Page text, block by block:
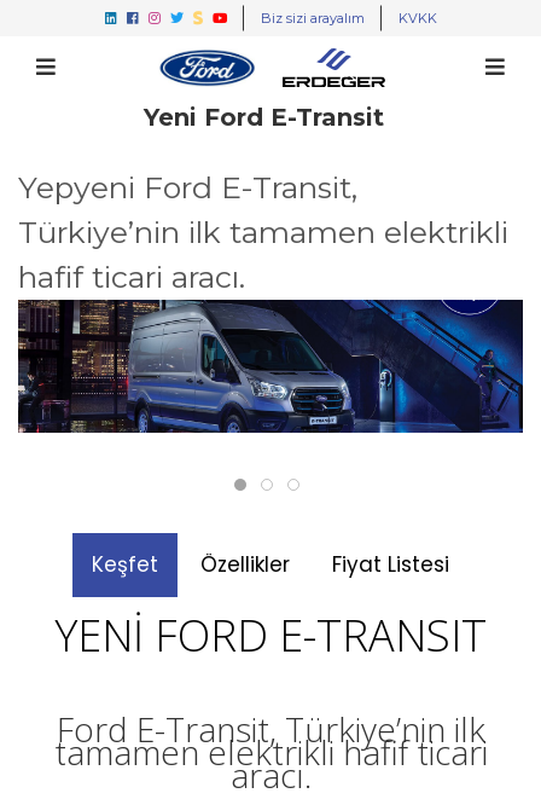
Biz sizi arayalım KVKK
Yeni Ford E-Transit
Yepyeni Ford E-Transit,
Türkiye’nin ilk tamamen elektrikli
hafif ticari aracı.
Keşfet Özellikler Fiyat Listesi
YENİ FORD E-TRANSIT
Ford E-Transit, Türkiye’nin ilk
tamamen elektrikli hafif ticari
aracı.